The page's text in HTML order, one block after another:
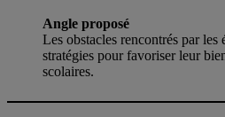
Angle proposé
Les obstacles rencontrés par les
stratégies pour favoriser leur
scolaires.